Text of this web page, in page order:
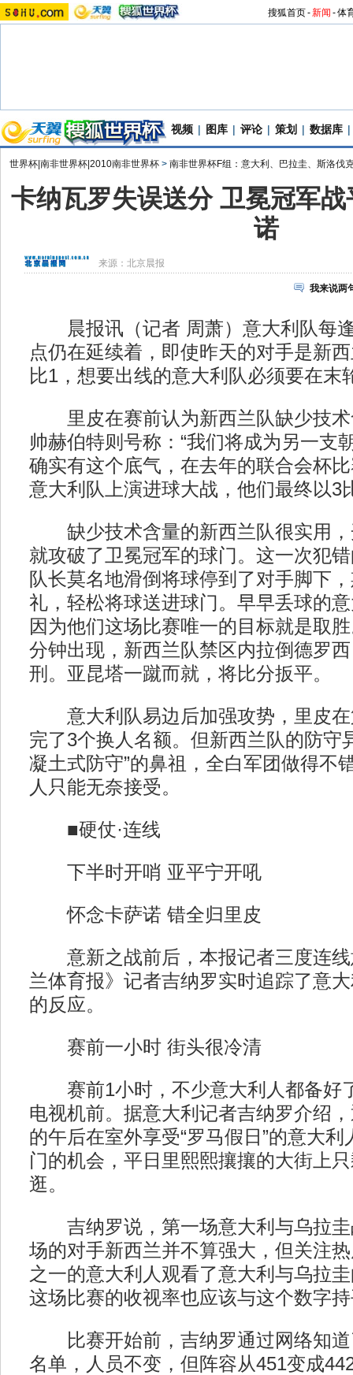
搜狐首页-新闻 -体
视频 | 图库 | 评论 | 策划 | 数据库 |
世界杯|南非世界杯|2010南非世界杯 > 南非世界杯F组：意大利、巴拉圭、斯洛伐
卡纳瓦罗失误送分 卫冕冠军
诺
来源： 北京晨报
我来说两
晨报讯（记者 周萧）意大利队每逢
点仍在延续着，即使昨天的对手是新
比1，想要出线的意大利队必须要在末
里皮在赛前认为新西兰队缺少技术
帅赫伯特则号称：“我们将成为另一支
确实有这个底气，在去年的联合会杯
意大利队上演进球大战，他们最终以3
缺少技术含量的新西兰队很实用，
就攻破了卫冕冠军的球门。这一次犯
队长莫名地滑倒将球停到了对手脚下
礼，轻松将球送进球门。早早丢球的
因为他们这场比赛唯一的目标就是取
分钟出现，新西兰队禁区内拉倒德罗
刑。亚昆塔一蹴而就，将比分扳平。
意大利队易边后加强攻势，里皮在
完了3个换人名额。但新西兰队的防守
凝土式防守”的鼻祖，全白军团做得不
人只能无奈接受。
■硬仗·连线
下半时开哨 亚平宁开吼
怀念卡萨诺 错全归里皮
意新之战前后，本报记者三度连线
兰体育报》记者吉纳罗实时追踪了意
的反应。
赛前一小时 街头很冷清
赛前1小时，不少意大利人都备好
电视机前。据意大利记者吉纳罗介绍
的午后在室外享受“罗马假日”的意大
门的机会，平日里熙熙攘攘的大街上
逛。
吉纳罗说，第一场意大利与乌拉圭
场的对手新西兰并不算强大，但关注
之一的意大利人观看了意大利与乌拉
这场比赛的收视率也应该与这个数字持
比赛开始前，吉纳罗通过网络知道
名单，人员不变，但阵容从451变成